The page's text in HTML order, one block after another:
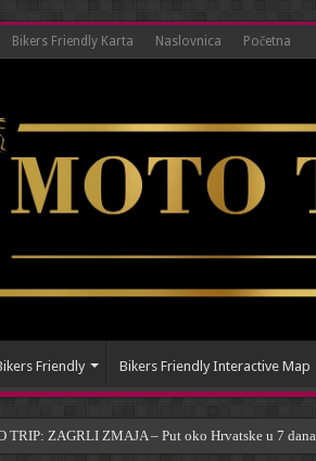
Bikers Friendly Karta Naslovnica Početna
Friendly Bikers Friendly Interactive Map
TRIP: ZAGRLI ZMAJA – Put oko Hrvatske u 7 dana